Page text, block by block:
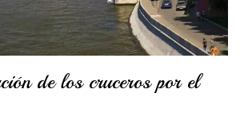
de los cruceros por el